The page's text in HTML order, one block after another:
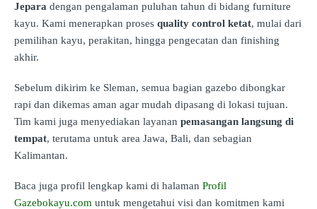
Jepara dengan pengalaman puluhan tahun di bidang furniture
kayu. Kami menerapkan proses quality control ketat, mulai dari
pemilihan kayu, perakitan, hingga pengecatan dan finishing
akhir.
Sebelum dikirim ke Sleman, semua bagian gazebo dibongkar
rapi dan dikemas aman agar mudah dipasang di lokasi tujuan.
Tim kami juga menyediakan layanan pemasangan langsung di
tempat, terutama untuk area Jawa, Bali, dan sebagian
Kalimantan.
Baca juga profil lengkap kami di halaman Profil
Gazebokayu.com untuk mengetahui visi dan komitmen kami